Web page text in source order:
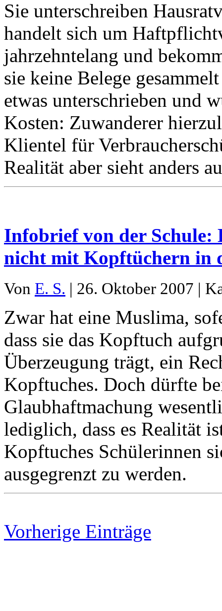
Sie unterschreiben
handelt sich um
jahrzehntelang und
sie keine Belege
etwas unterschrieben und
Kosten: Zuwanderer
Klientel für
Realität aber sieht anders
Infobrief von der Schule:
nicht mit Kopftüchern in
Von E. S. | 26. Oktober 2007 |
Zwar hat eine Muslima,
dass sie das Kopftuch
Überzeugung trägt, ein
Kopftuches. Doch dürfte
Glaubhaftmachung
lediglich, dass es Realität
Kopftuches Schülerinnen
ausgegrenzt zu werden.
Vorherige Einträge